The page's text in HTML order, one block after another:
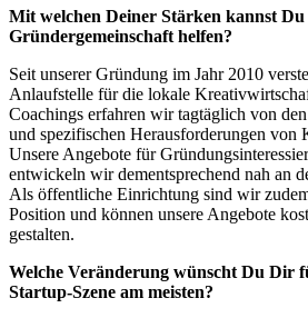
Mit welchen Deiner Stärken kannst
Gründergemeinschaft helfen?
Seit unserer Gründung im Jahr 2010
Anlaufstelle für die lokale
Coachings erfahren wir tagtäglich von
und spezifischen Herausforderungen von
Unsere Angebote für
entwickeln wir dementsprechend nah an
Als öffentliche Einrichtung sind wir
Position und können unsere Angebote
gestalten.
Welche Veränderung wünscht Du Dir
Startup-Szene am meisten?